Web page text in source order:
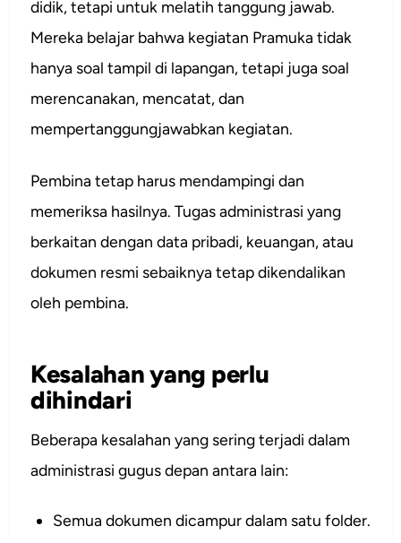
didik, tetapi untuk melatih tanggung jawab.
Mereka belajar bahwa kegiatan Pramuka tidak
hanya soal tampil di lapangan, tetapi juga soal
merencanakan, mencatat, dan
mempertanggungjawabkan kegiatan.
Pembina tetap harus mendampingi dan
memeriksa hasilnya. Tugas administrasi yang
berkaitan dengan data pribadi, keuangan, atau
dokumen resmi sebaiknya tetap dikendalikan
oleh pembina.
Kesalahan yang perlu
dihindari
Beberapa kesalahan yang sering terjadi dalam
administrasi gugus depan antara lain:
Semua dokumen dicampur dalam satu folder.